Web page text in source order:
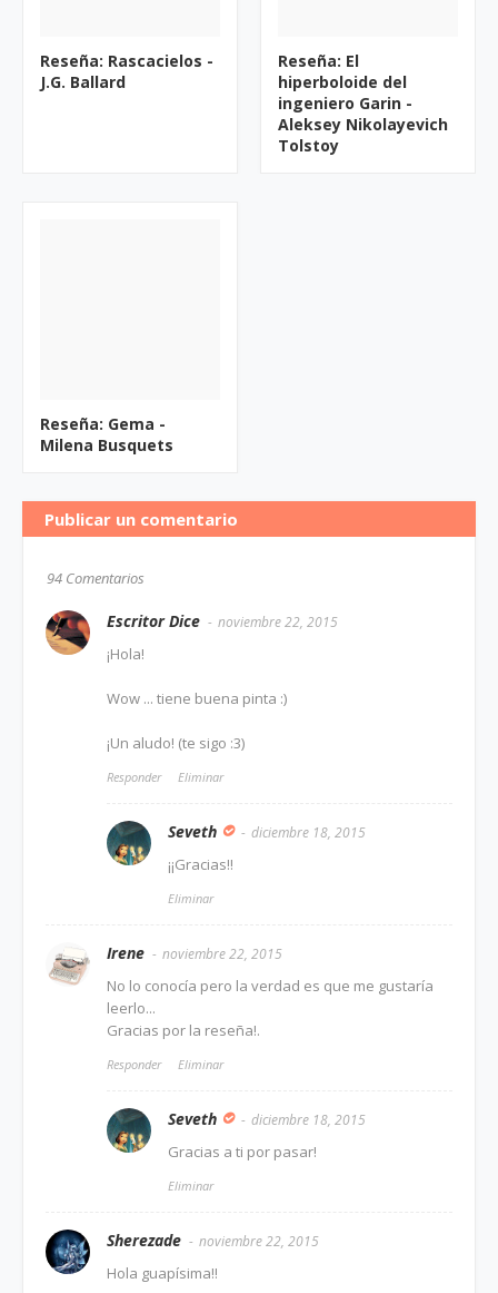
Reseña: Rascacielos -
J.G. Ballard
Reseña: El
hiperboloide del
ingeniero Garin -
Aleksey Nikolayevich
Tolstoy
Reseña: Gema -
Milena Busquets
Publicar un comentario
94 Comentarios
Escritor Dice noviembre 22, 2015
¡Hola!
Wow ... tiene buena pinta :)
¡Un aludo! (te sigo :3)
Responder Eliminar
Seveth diciembre 18, 2015
¡¡Gracias!!
Eliminar
Irene noviembre 22, 2015
No lo conocía pero la verdad es que me gustaría
leerlo...
Gracias por la reseña!.
Responder Eliminar
Seveth diciembre 18, 2015
Gracias a ti por pasar!
Eliminar
Sherezade noviembre 22, 2015
Hola guapísima!!